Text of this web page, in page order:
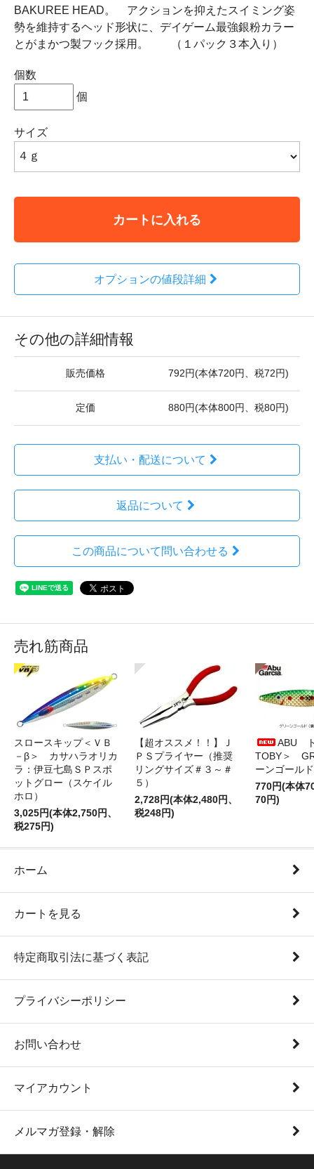
BAKUREE HEAD。 アクションを抑えたスイミング姿
勢を維持するヘッド形状に、デイゲーム最強銀粉カラー
とがまかつ製フック採用。 （１パック３本入り）
個数
個
サイズ
カートに入れる
オプションの値段詳細
その他の詳細情報
販売価格 792円(本体720円、税72円)
定価 880円(本体800円、税80円)
支払い・配送について
返品について
この商品について問い合わせる
売れ筋商品
スロースキップ＜ＶＢ
－β＞ カサハラオリカ
ラ：伊豆七島ＳＰスポ
ットグロー（スケイル
ホロ）
3,025円(本体2,750円、
税275円)
【超オススメ！！】Ｊ
ＰＳプライヤー（推奨
リングサイズ＃３～＃
５）
2,728円(本体2,480円、
税248円)
ABU
TOBY＞
ーンゴールド
770円(本体
70円)
ホーム
カートを見る
特定商取引法に基づく表記
プライバシーポリシー
お問い合わせ
マイアカウント
メルマガ登録・解除